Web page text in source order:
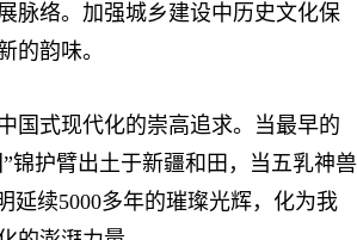
脉络。加强城乡建设中历史文化保
的韵味。
式现代化的崇高追求。当最早的
锦护臂出土于新疆和田，当五乳神兽
续5000多年的璀璨光辉，化为我